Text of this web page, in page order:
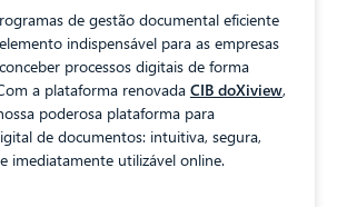
de gestão documental eficiente
indispensável para as empresas
processos digitais de forma
a plataforma renovada CIB doXiview,
poderosa plataforma para
de documentos: intuitiva, segura,
imediatamente utilizável online.